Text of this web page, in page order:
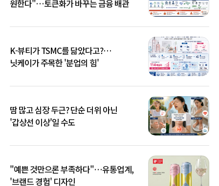
원한다"…토큰화가 바꾸는 금융 배관
K-뷰티가 TSMC를 닮았다고?…
닛케이가 주목한 '분업의 힘'
땀 많고 심장 두근? 단순 더위 아닌
'갑상선 이상'일 수도
"예쁜 것만으론 부족하다"…유통업계,
'브랜드 경험' 디자인